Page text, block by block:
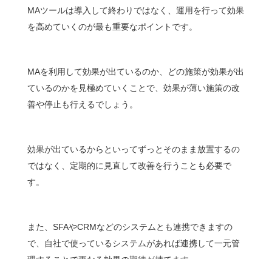
MAツールは導入して終わりではなく、運用を行って効果
を高めていくのが最も重要なポイントです。
MAを利用して効果が出ているのか、どの施策が効果が出
ているのかを見極めていくことで、効果が薄い施策の改
善や停止も行えるでしょう。
効果が出ているからといってずっとそのまま放置するの
ではなく、定期的に見直して改善を行うことも必要で
す。
また、SFAやCRMなどのシステムとも連携できますの
で、自社で使っているシステムがあれば連携して一元管